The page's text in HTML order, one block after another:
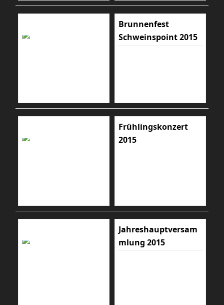
Brunnenfest
Schweinspoint 2015
Frühlingskonzert
2015
Jahreshauptversam
mlung 2015